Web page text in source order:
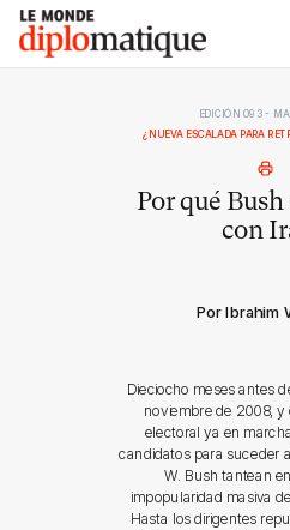
Skip
content
Le monde diplomatique
EDICIÓN 093 -
¿NUEVA ESCALADA PARA
Por qué
con
Por Ibrahim
Dieciocho meses antes
noviembre de 2008, y
electoral ya en
candidatos para suceder
W. Bush tantean
impopularidad masiva
Hasta los dirigentes